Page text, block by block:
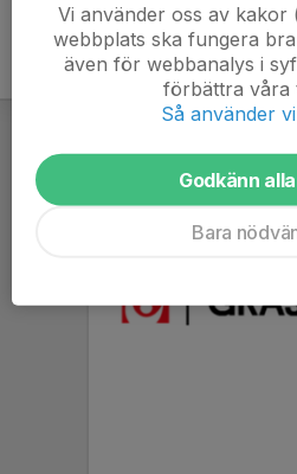
Vi använder oss av
webbplats ska fungera
även för webbanalys i
förbättra våra
Så använder
Godkänn
Bara